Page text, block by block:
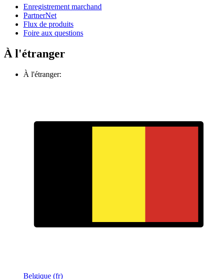
Enregistrement marchand
PartnerNet
Flux de produits
Foire aux questions
À l'étranger
À l'étranger:
Belgique (fr)